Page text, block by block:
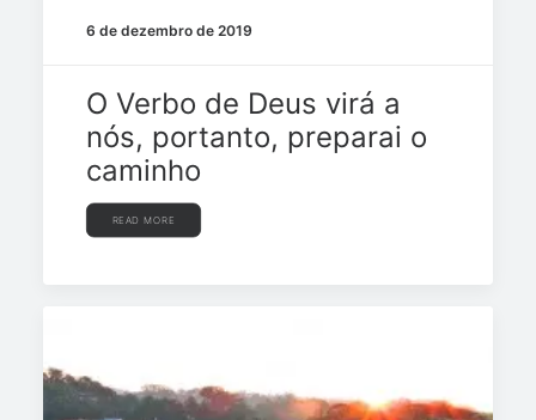
6 de dezembro de 2019
O Verbo de Deus virá a
nós, portanto, preparai o
caminho
READ MORE